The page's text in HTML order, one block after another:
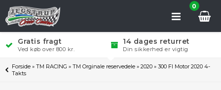
0
Gratis fragt
Ved køb over 800 kr.
14 dages returret
Din sikkerhed er vigtig
Forside »TM RACING »TM Orginale reservedele »2020 »300 FI Motor 2020 4-
Takts